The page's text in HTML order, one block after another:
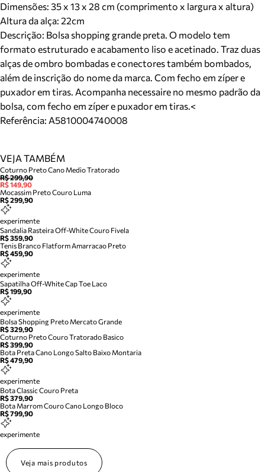
Dimensões: 35 x 13 x 28 cm (comprimento x largura x altura)
Altura da alça: 22cm
Descrição: Bolsa shopping grande preta. O modelo tem
formato estruturado e acabamento liso e acetinado. Traz duas
alças de ombro bombadas e conectores também bombados,
além de inscrição do nome da marca. Com fecho em zíper e
puxador em tiras. Acompanha necessaire no mesmo padrão da
bolsa, com fecho em zíper e puxador em tiras.<
Referência: A5810004740008
VEJA TAMBÉM
Coturno Preto Cano Medio Tratorado
R$ 299,90
R$ 149,90
Mocassim Preto Couro Luma
R$ 299,90
experimente
Sandalia Rasteira Off-White Couro Fivela
R$ 359,90
Tenis Branco Flatform Amarracao Preto
R$ 459,90
experimente
Sapatilha Off-White Cap Toe Laco
R$ 199,90
experimente
Bolsa Shopping Preto Mercato Grande
R$ 329,90
Coturno Preto Couro Tratorado Basico
R$ 399,90
Bota Preta Cano Longo Salto Baixo Montaria
R$ 479,90
experimente
Bota Classic Couro Preta
R$ 379,90
Bota Marrom Couro Cano Longo Bloco
R$ 799,90
experimente
Veja mais produtos